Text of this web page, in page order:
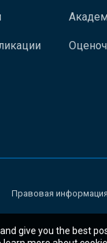
Правовая информация
give you the best